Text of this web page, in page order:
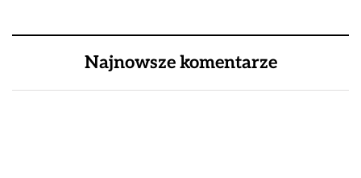
Najnowsze komentarze